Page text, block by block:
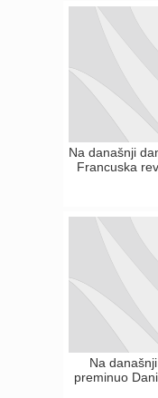
Na današnji
Francuska
Na
preminuo